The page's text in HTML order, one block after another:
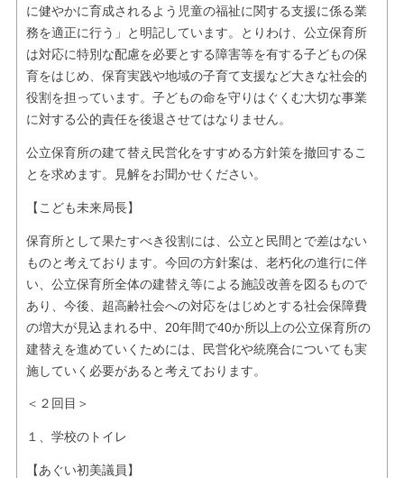
に健やかに育成されるよう児童の福祉に関する支援に係る業
務を適正に行う」と明記しています。とりわけ、公立保育所
は対応に特別な配慮を必要とする障害等を有する子どもの保
育をはじめ、保育実践や地域の子育て支援など大きな社会的
役割を担っています。子どもの命を守りはぐくむ大切な事業
に対する公的責任を後退させてはなりません。
公立保育所の建て替え民営化をすすめる方針策を撤回するこ
とを求めます。見解をお聞かせください。
【こども未来局長】
保育所として果たすべき役割には、公立と民間とで差はない
ものと考えております。今回の方針案は、老朽化の進行に伴
い、公立保育所全体の建替え等による施設改善を図るもので
あり、今後、超高齢社会への対応をはじめとする社会保障費
の増大が見込まれる中、20年間で40か所以上の公立保育所の
建替えを進めていくためには、民営化や統廃合についても実
施していく必要があると考えております。
＜２回目＞
１、学校のトイレ
【あぐい初美議員】